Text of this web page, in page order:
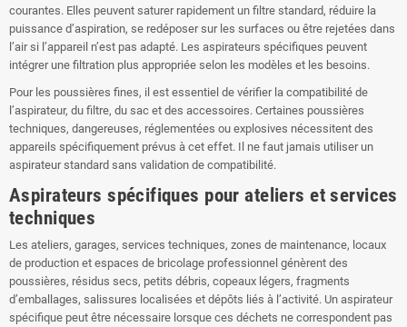
courantes. Elles peuvent saturer rapidement un filtre standard, réduire la
puissance d’aspiration, se redéposer sur les surfaces ou être rejetées dans
l’air si l’appareil n’est pas adapté. Les aspirateurs spécifiques peuvent
intégrer une filtration plus appropriée selon les modèles et les besoins.
Pour les poussières fines, il est essentiel de vérifier la compatibilité de
l’aspirateur, du filtre, du sac et des accessoires. Certaines poussières
techniques, dangereuses, réglementées ou explosives nécessitent des
appareils spécifiquement prévus à cet effet. Il ne faut jamais utiliser un
aspirateur standard sans validation de compatibilité.
Aspirateurs spécifiques pour ateliers et services
techniques
Les ateliers, garages, services techniques, zones de maintenance, locaux
de production et espaces de bricolage professionnel génèrent des
poussières, résidus secs, petits débris, copeaux légers, fragments
d’emballages, salissures localisées et dépôts liés à l’activité. Un aspirateur
spécifique peut être nécessaire lorsque ces déchets ne correspondent pas